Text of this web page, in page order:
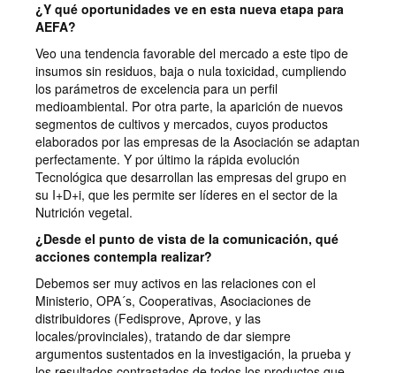
¿Y qué oportunidades ve en esta nueva etapa para
AEFA?
Veo una tendencia favorable del mercado a este tipo de
insumos sin residuos, baja o nula toxicidad, cumpliendo
los parámetros de excelencia para un perfil
medioambiental. Por otra parte, la aparición de nuevos
segmentos de cultivos y mercados, cuyos productos
elaborados por las empresas de la Asociación se adaptan
perfectamente. Y por último la rápida evolución
Tecnológica que desarrollan las empresas del grupo en
su I+D+i, que les permite ser líderes en el sector de la
Nutrición vegetal.
¿Desde el punto de vista de la comunicación, qué
acciones contempla realizar?
Debemos ser muy activos en las relaciones con el
Ministerio, OPA´s, Cooperativas, Asociaciones de
distribuidores (Fedisprove, Aprove, y las
locales/provinciales), tratando de dar siempre
argumentos sustentados en la investigación, la prueba y